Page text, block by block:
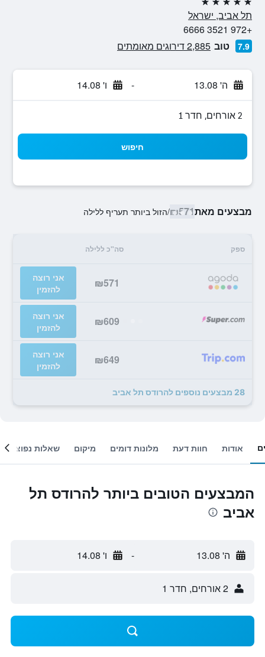
5 כוכבים
תל אביב, ישראל
+972 3521 6666
7.9 טוב 2,885 דירוגים מאומתים
ה' 13.08 - ו' 14.08
2 אורחים, חדר 1
חיפוש
מבצעים מאת₪571
/הזול ביותר תעריף ללילה
ספק סה"כ ללילה
₪571
אני רוצה
להזמין
₪609
אני רוצה
להזמין
₪649
אני רוצה
להזמין
28 מבצעים נוספים להרודס תל אביב
אודות חוות דעת מלונות דומים מיקום שאלות נפוצות
המבצעים הטובים ביותר להרודס תל
אביב
ה' 13.08 - ו' 14.08
2 אורחים, חדר 1